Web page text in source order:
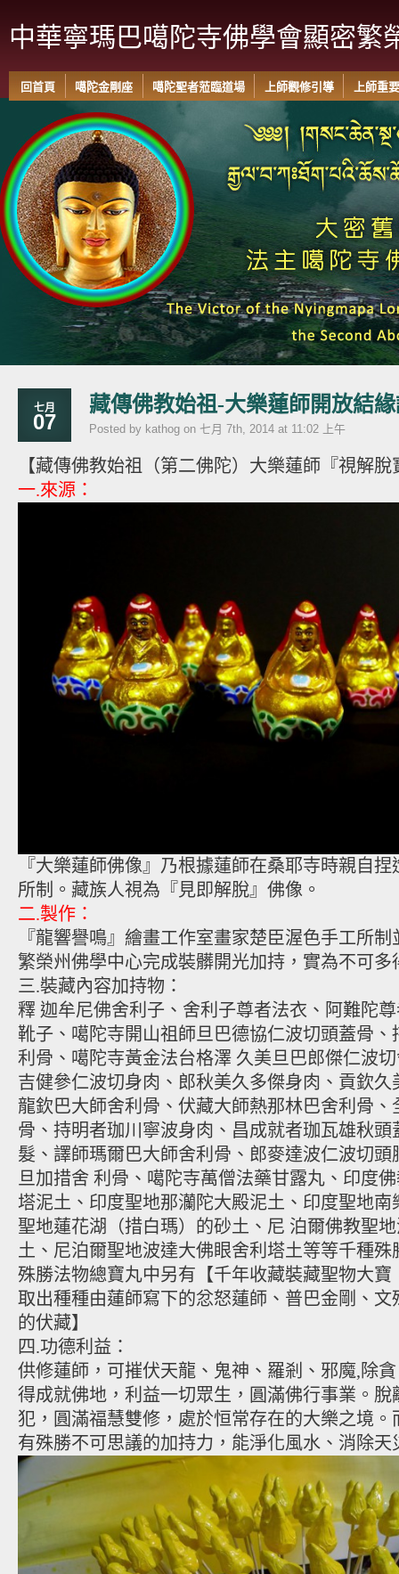
中華寧瑪巴噶陀寺佛學會顯密繁
回首頁 噶陀金剛座 噶陀聖者蒞臨道場 上師觀修引導 上師重
七月
07
藏傳佛教始祖-大樂蓮師開放結
Posted by kathog on 七月 7th, 2014 at 11:02 上午
【藏傳佛教始祖（第二佛陀）大樂蓮師『視解脫
一.來源：
『大樂蓮師佛像』乃根據蓮師在桑耶寺時親自
所制。藏族人視為『見即解脫』佛像。
二.製作：
『龍響譽鳴』繪畫工作室畫家楚臣渥色手工所
繁榮州佛學中心完成裝髒開光加持，實為不可多
三.裝藏內容加持物：
釋 迦牟尼佛舍利子、舍利子尊者法衣、阿難陀
靴子、噶陀寺開山祖師旦巴德協仁波切頭蓋骨
利骨、噶陀寺黃金法台格澤 久美旦巴郎傑仁波
吉健參仁波切身肉、郎秋美久多傑身肉、貢欽
龍欽巴大師舍利骨、伏藏大師熱那林巴舍利骨、
骨、持明者珈川寧波身肉、昌成就者珈瓦雄秋
髮、譯師瑪爾巴大師舍利骨、郎麥達波仁波切
旦加措舍 利骨、噶陀寺萬僧法藥甘露丸、印度
塔泥土、印度聖地那灡陀大殿泥土、印度聖地
聖地蓮花湖（措白瑪）的砂土、尼 泊爾佛教聖
土、尼泊爾聖地波達大佛眼舍利塔土等等千種殊
殊勝法物總寶丸中另有【千年收藏裝藏聖物大
取出種種由蓮師寫下的忿怒蓮師、普巴金剛、
的伏藏】
四.功德利益：
供修蓮師，可摧伏天龍、鬼神、羅剎、邪魔,除
得成就佛地，利益一切眾生，圓滿佛行事業。脫
犯，圓滿福慧雙修，處於恒常存在的大樂之境
有殊勝不可思議的加持力，能淨化風水、消除